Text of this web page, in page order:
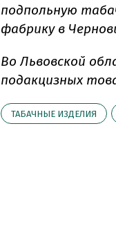
подпольную
фабрику в
Во Львовской
подакцизных
ТАБАЧНЫЕ ИЗДЕЛИЯ